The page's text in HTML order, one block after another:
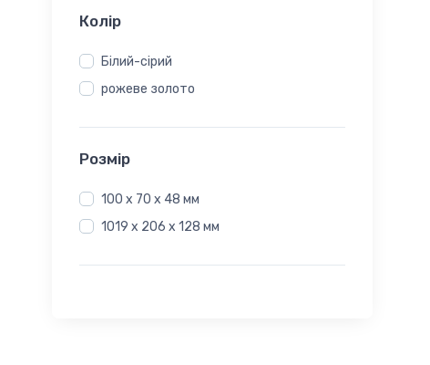
Колір
Білий-сірий
рожеве золото
Розмір
100 х 70 х 48 мм
1019 х 206 х 128 мм